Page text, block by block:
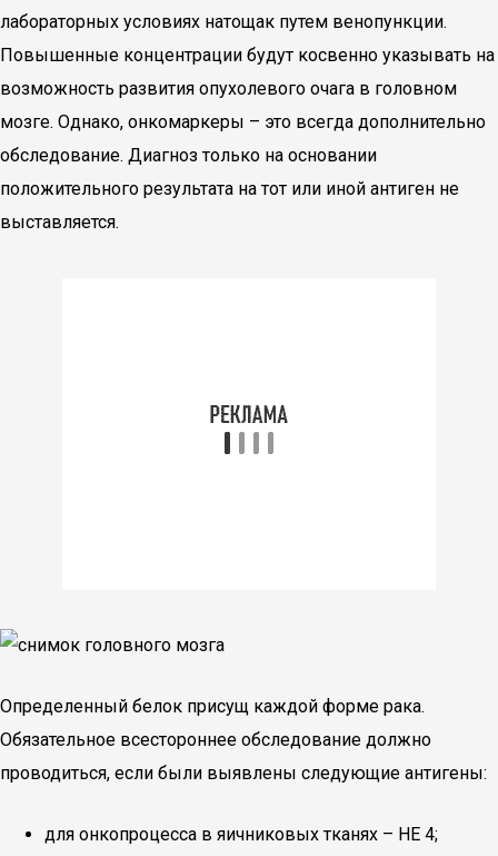
лабораторных условиях натощак путем венопункции.
Повышенные концентрации будут косвенно указывать на
возможность развития опухолевого очага в головном
мозге. Однако, онкомаркеры – это всегда дополнительно
обследование. Диагноз только на основании
положительного результата на тот или иной антиген не
выставляется.
Определенный белок присущ каждой форме рака.
Обязательное всестороннее обследование должно
проводиться, если были выявлены следующие антигены:
для онкопроцесса в яичниковых тканях – НЕ 4;